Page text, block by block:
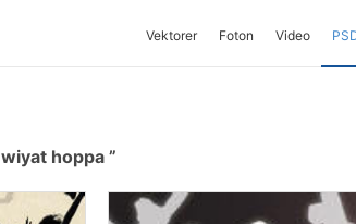
Vektorer Foton Video
wiyat hoppa